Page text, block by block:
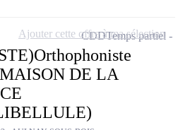
DE LA
CDDTemps partiel
Ajouter cette offre à ma sélection